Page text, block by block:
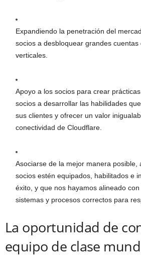
Expandiendo la penetración del
socios a desbloquear grandes
verticales.
Apoyo a los socios para crear
socios a desarrollar las habilidades
sus clientes y ofrecer un valor
conectividad de Cloudflare.
Asociarse de la mejor manera posible,
socios estén equipados, habilitados e
éxito, y que nos hayamos alineado con
sistemas y procesos correctos para
La oportunidad de
equipo de clase